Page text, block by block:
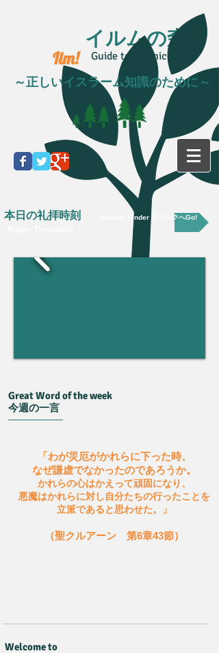
イルムの森
Guide to Islamic life
Ilm!
～正しいイスラーム知識のために～
Islamic Finder のリンクへGo!
本日の礼拝時刻
Great Word of the week
今週の一言
「わが災厄がかれらに下った時、
なぜ謙虚でなかったのであろうか。
かれらの心はかえって頑固になり、
悪魔はかれらに対し自分たちの行ったことを
立派であると思わせた。」
（聖クルアーン 第6章43節）
Welcome to